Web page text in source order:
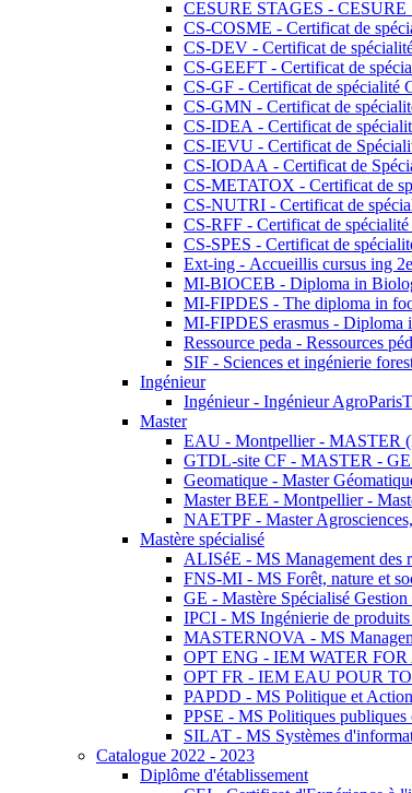
CESURE STAGES - CESURE
CS-COSME - Certificat de
CS-DEV - Certificat de
CS-GEEFT - Certificat de
CS-GF - Certificat de spécialité
CS-GMN - Certificat de
CS-IDEA - Certificat de
CS-IEVU - Certificat de
CS-IODAA - Certificat de
CS-METATOX - Certificat de
CS-NUTRI - Certificat de
CS-RFF - Certificat de
CS-SPES - Certificat de
Ext-ing - Accueillis cursus ing
MI-BIOCEB - Diploma in
MI-FIPDES - The diploma in
MI-FIPDES erasmus - Diploma
Ressource peda - Ressources
SIF - Sciences et ingénierie
Ingénieur
Ingénieur - Ingénieur
Master
EAU - Montpellier - MASTER
GTDL-site CF - MASTER -
Geomatique - Master
Master BEE - Montpellier -
NAETPF - Master
Mastère spécialisé
ALISéE - MS Management des
FNS-MI - MS Forêt, nature et
GE - Mastère Spécialisé Gestion
IPCI - MS Ingénierie de
MASTERNOVA - MS
OPT ENG - IEM WATER
OPT FR - IEM EAU POUR
PAPDD - MS Politique et
PPSE - MS Politiques
SILAT - MS Systèmes
Catalogue 2022 - 2023
Diplôme d'établissement